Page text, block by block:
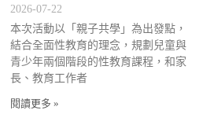
2026-07-22
本次活動以「親子共學」為出發點，
結合全面性教育的理念，規劃兒童與
青少年兩個階段的性教育課程，和家
長、教育工作者
閱讀更多 »